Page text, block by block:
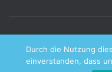
Durch die Nutzung
einverstanden, dass